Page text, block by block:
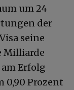
um 24
der
seine
Milliarde
Erfolg
0,90 Prozent